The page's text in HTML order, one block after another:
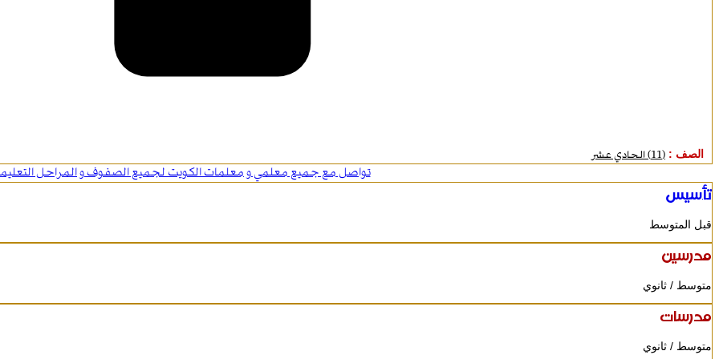
الصف : (11) الحادي عشر
تواصل مع جميع معلمي و معلمات الكويت لجميع الصفوف و المراحل
تأسيس
قبل المتوسط
مدرسين
متوسط / ثانوي
مدرسات
متوسط / ثانوي